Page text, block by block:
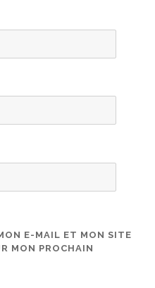
E-MAIL ET MON SITE
MON PROCHAIN